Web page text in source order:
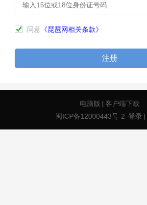
同意 《琵琶网相关条款》
注册
电脑版 | 客户端下载
闽ICP备12000443号-2 登录 |